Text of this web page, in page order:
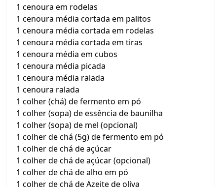
1 cenoura em rodelas
1 cenoura média cortada em palitos
1 cenoura média cortada em rodelas
1 cenoura média cortada em tiras
1 cenoura média em cubos
1 cenoura média picada
1 cenoura média ralada
1 cenoura ralada
1 colher (chá) de fermento em pó
1 colher (sopa) de essência de baunilha
1 colher (sopa) de mel (opcional)
1 colher de chá (5g) de fermento em pó
1 colher de chá de açúcar
1 colher de chá de açúcar (opcional)
1 colher de chá de alho em pó
1 colher de chá de Azeite de oliva